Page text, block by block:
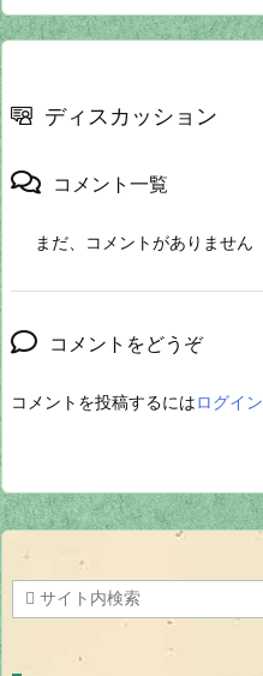
ディスカッション
コメント一覧
まだ、コメントがありません
コメントをどうぞ
コメントを投稿するにはログイン